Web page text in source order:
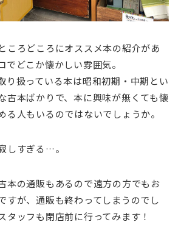
ころどころにオススメ本の紹介があ
でどこか懐かしい雰囲気。
り扱っている本は昭和初期・中期とい
古本ばかりで、本に興味が無くても懐
る人もいるのではないでしょうか。
しすぎる…。
本の通販もあるので遠方の方でもお
すが、通販も終わってしまうのでし
ッフも閉店前に行ってみます！